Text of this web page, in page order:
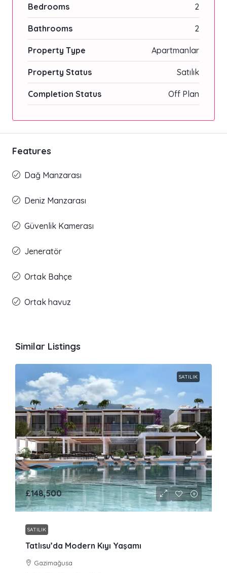
Bedrooms 2
Bathrooms 2
Property Type Apartmanlar
Property Status Satılık
Completion Status Off Plan
Features
Dağ Manzarası
Deniz Manzarası
Güvenlik Kamerası
Jeneratör
Ortak Bahçe
Ortak havuz
Similar Listings
SATILIK
£148,500
SATILIK
Tatlısu’da Modern Kıyı Yaşamı
Gazimağusa